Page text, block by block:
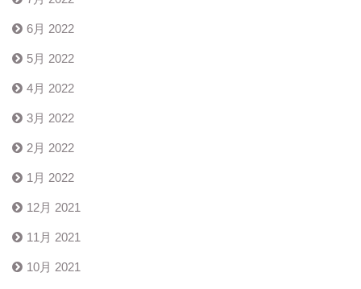
6月 2022
5月 2022
4月 2022
3月 2022
2月 2022
1月 2022
12月 2021
11月 2021
10月 2021